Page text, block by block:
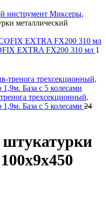
инструмент Миксеры,
металлический
EXTRA FX200 310 мл 1
трехсекционный,
База с 5 колесами 24